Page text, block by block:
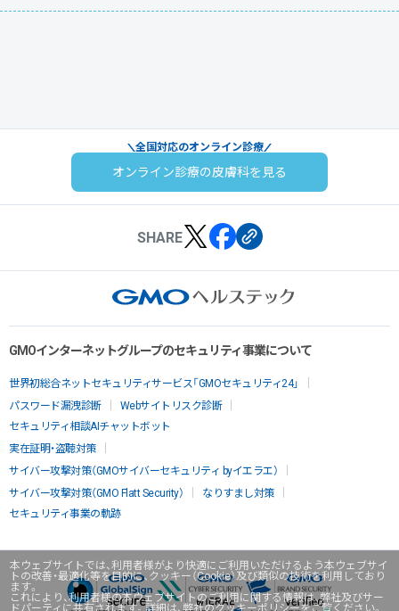
本ウェブサイトでは、利用者様がより快適にご利用いただけるよう本ウェブサイ
トの改善・最適化等を目的に、クッキー（Cookie）及び類似の技術を利用しており
ます。
これにより、利用者様の本ウェブサイトのご利用に関する情報は、弊社及びサー
ドパーティに共有されます。詳細は、弊社のクッキーポリシーをご覧ください。
全国対応のオンライン診療
オンライン診療の皮膚科を見る
SHARE
GMOインターネットグループのセキュリティ事業について
世界初総合ネットセキュリティサービス「GMOセキュリティ24」
パスワード漏洩診断
Webサイトリスク診断
セキュリティ相談AIチャットボット
実在証明・盗聴対策
サイバー攻撃対策（GMOサイバーセキュリティ byイエラエ）
サイバー攻撃対策（GMO Flatt Security）
なりすまし対策
セキュリティ事業の軌跡